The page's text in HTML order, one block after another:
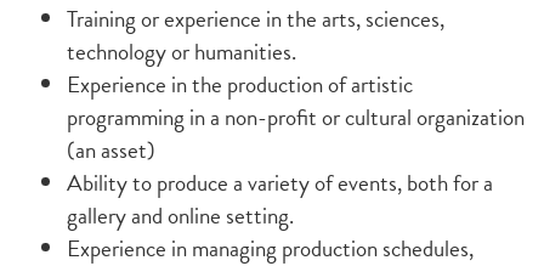
Training or experience in the arts, sciences,
technology or humanities.
Experience in the production of artistic
programming in a non-profit or cultural organization
(an asset)
Ability to produce a variety of events, both for a
gallery and online setting.
Experience in managing production schedules,